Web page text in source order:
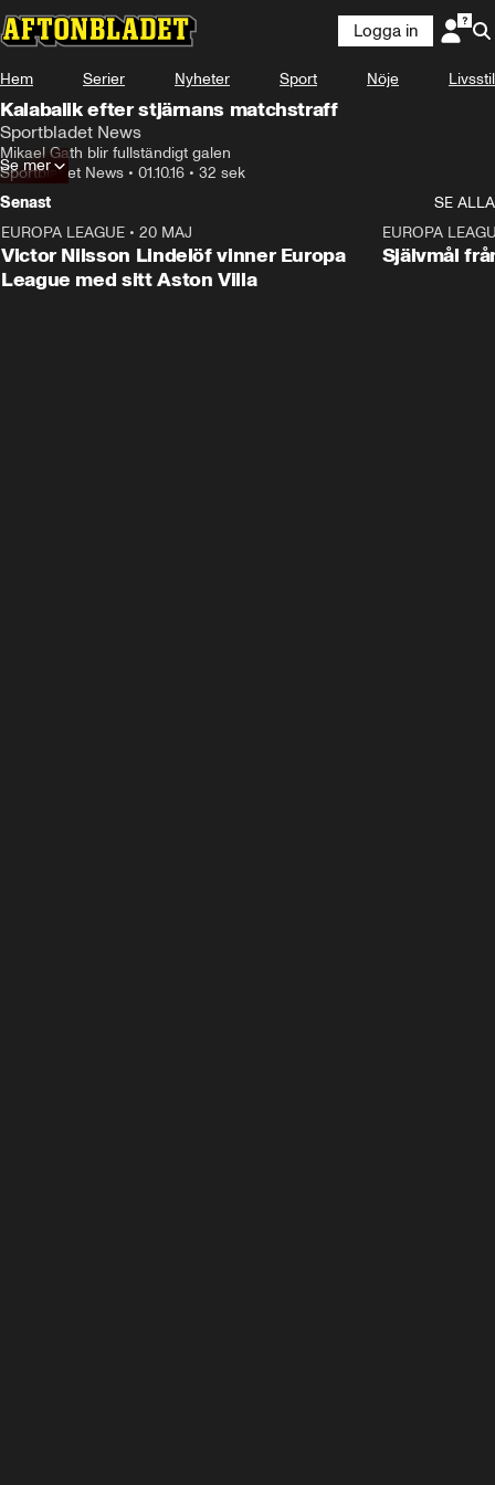
Logga in
Hem Serier Nyheter Sport Nöje Livsstil
Kalabalik efter stjärnans matchstraff
Sportbladet News
Mikael Gath blir fullständigt galen
Sportbladet News • 01.10.16 • 32 sek
Se mer
Senast
SE ALLA
EUROPA LEAGUE • 20 MAJ
Victor Nilsson Lindelöf vinner Europa
League med sitt Aston Villa
EUROPA
Självmål